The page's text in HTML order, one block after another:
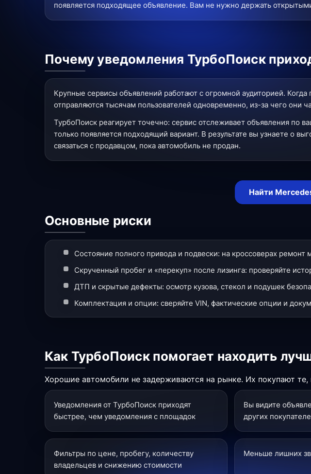
появляется подходящее объявление. Вам не нужно держать
Почему уведомления ТурбоПоиск
Крупные сервисы объявлений работают с огромной аудиторией.
отправляются тысячам пользователей одновременно, из-за чего они
ТурбоПоиск реагирует точечно: сервис отслеживает объявления по
только появляется подходящий вариант. В результате вы узнаете о
связаться с продавцом, пока автомобиль не продан.
Найти
Основные риски
Состояние полного привода и подвески: на кроссоверах
Скрученный пробег и «перекуп» после лизинга: проверяйте
ДТП и скрытые дефекты: осмотр кузова, стекол и подушек
Комплектация и опции: сверяйте VIN, фактические опции и
Как ТурбоПоиск помогает находить
Хорошие автомобили не задерживаются на рынке. Их покупают те,
Уведомления от ТурбоПоиск приходят
быстрее, чем уведомления с площадок
Вы видите
других
Фильтры по цене, пробегу, количеству
владельцев и снижению стоимости
Меньше лишних